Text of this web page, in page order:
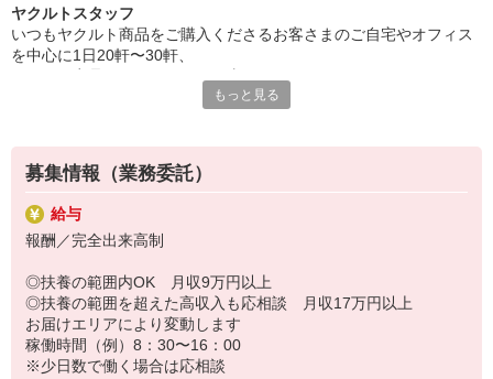
◎仲間のサポートが心強い
ヤクルトスタッフの大多数が子育て中や
子育て経験を持つ主婦の方です。
仕事や育児相談なども気軽にできたり、
ヤクルトスタッフ
いつもヤクルト商品をご購入くださるお客さまのご自宅やオフィス
を中心に1日20軒〜30軒、
商品を通じてお客さまとふれあう楽しさ、健康的な生活にお役立ち
す！
特に扶養範囲外でしっかり稼ぎたい方には最適なエリアをご用意し
ます。
もちろんバランスよく働きたい方もご相談ください。
〜ヤクルトスタッフの1日〜
2児の母として仕事と家庭の両立をしているHさん。
実際のワークスタイルを、一例としてご紹介いたします！
※時間は地域によって異なります。
8:20 宅配センターに到着、お届けの準備
もっと見る
募集情報（業務委託）
給与
報酬／完全出来高制
◎扶養の範囲内OK 月収9万円以上
◎扶養の範囲を超えた高収入も応相談 月収17万円以上
お届けエリアにより変動します
稼働時間（例）8：30〜16：00
※少日数で働く場合は応相談